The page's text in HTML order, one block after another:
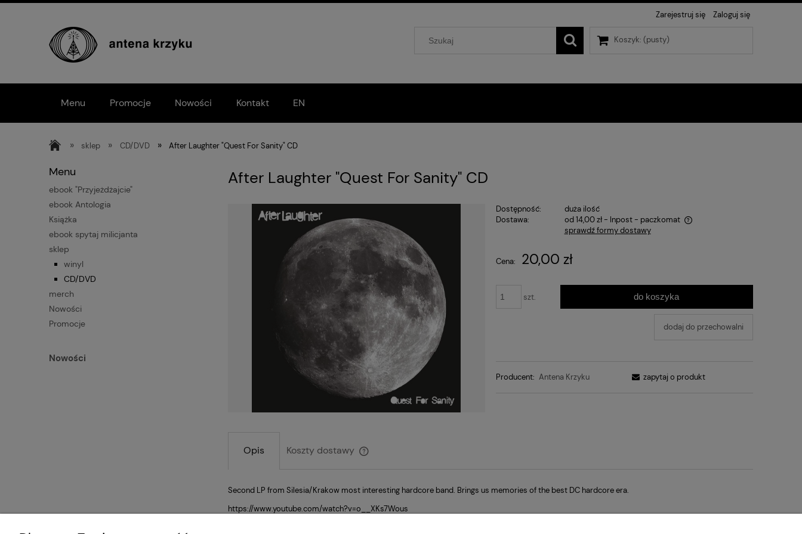
Zarejestruj się Zaloguj się
Koszyk: (pusty)
Menu Promocje Nowości Kontakt EN
» sklep » CD/DVD » After Laughter "Quest For Sanity" CD
Menu
ebook "Przyjeżdżajcie"
ebook Antologia
Książka
ebook spytaj milicjanta
sklep
winyl
CD/DVD
merch
Nowości
Promocje
Nowości
After Laughter "Quest For Sanity" CD
Dostępność:
duża ilość
Dostawa:
od 14,00 zł - Inpost - paczkomat
płatności
sprawdź formy dostawy
Cena: 20,00 zł
szt. do koszyka
dodaj do przechowalni
Producent: Antena Krzyku zapytaj o produkt
Opis Koszty dostawy
płatności
Second LP from Silesia/Krakow most interesting hardcore band. Brings us memories of the best DC hardcore era.
https://www.youtube.com/watch?v=o__XKs7Wous